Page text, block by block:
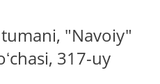
"Navoiy"
317-uy